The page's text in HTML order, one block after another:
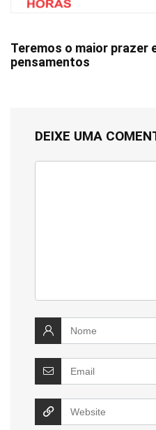
Teremos o maior prazer
pensamentos
DEIXE UMA